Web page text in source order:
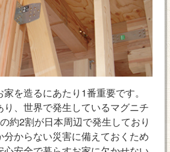
を造るにあたり1番重要です。
り、世界で発生しているマグニチ
約2割が日本周辺で発生しており
分からない災害に備えておくため